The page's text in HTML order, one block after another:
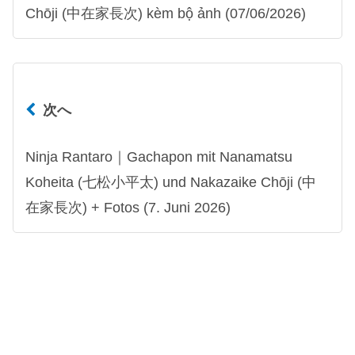
Chōji (中在家長次) kèm bộ ảnh (07/06/2026)
次へ
Ninja Rantaro｜Gachapon mit Nanamatsu
Koheita (七松小平太) und Nakazaike Chōji (中
在家長次) + Fotos (7. Juni 2026)